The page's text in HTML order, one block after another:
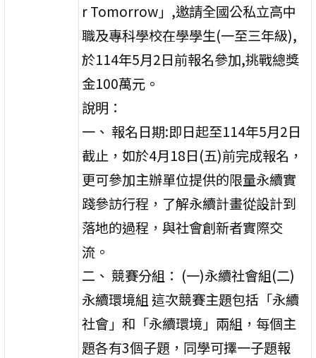
r Tomorrow」,邀請全國公私立高中
職及專科學校在學學生(一至三年級),
於114年5月2日前報名參加,挑戰總獎
金100萬元。
說明：
一、 報名日期:即日起至114年5月2日
截止，如於4月18日(五)前完成報名，
更可參加主辦單位提供的限量永續實
踐參訪行程，了解永續計畫從設計到
落地的過程，與社會創新者實際交
流。
二、 競賽分組： (一)永續社會組(二)
永續環境組 這次競賽主題包括「永續
社會」和「永續環境」兩組，每個主
題各有3個子題，同學可擇一子題報